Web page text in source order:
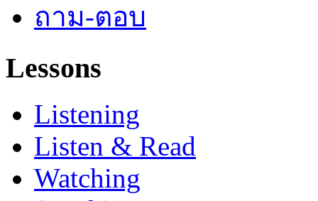
ถาม-ตอบ
Lessons
Listening
Listen & Read
Watching